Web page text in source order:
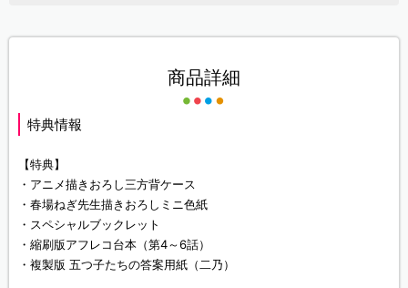
商品詳細
特典情報
【特典】
・アニメ描きおろし三方背ケース
・春場ねぎ先生描きおろしミニ色紙
・スペシャルブックレット
・縮刷版アフレコ台本（第4～6話）
・複製版 五つ子たちの答案用紙（二乃）